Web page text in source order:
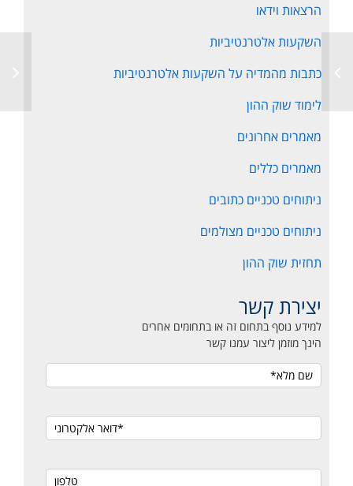
הרצאות וידאו
השקעות אלטרנטיביות
כתבות מהמדיה על השקעות אלטרנטיביות
לימוד שוק ההון
מאמרים אחרונים
מאמרים כללים
ניתוחים טכניים כתובים
ניתוחים טכניים מצולמים
תחזית שוק ההון
יצירת קשר
למידע נוסף בתחום זה או בתחומים אחרים
הינך מוזמן ליצור עמנו קשר